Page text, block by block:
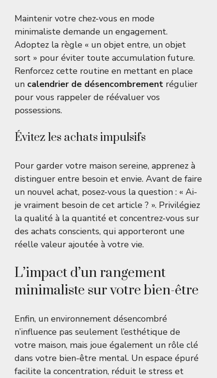
Maintenir votre chez-vous en mode
minimaliste demande un engagement.
Adoptez la règle « un objet entre, un objet
sort » pour éviter toute accumulation future.
Renforcez cette routine en mettant en place
un calendrier de désencombrement régulier
pour vous rappeler de réévaluer vos
possessions.
Évitez les achats impulsifs
Pour garder votre maison sereine, apprenez à
distinguer entre besoin et envie. Avant de faire
un nouvel achat, posez-vous la question : « Ai-
je vraiment besoin de cet article ? ». Privilégiez
la qualité à la quantité et concentrez-vous sur
des achats conscients, qui apporteront une
réelle valeur ajoutée à votre vie.
L’impact d’un rangement
minimaliste sur votre bien-être
Enfin, un environnement désencombré
n’influence pas seulement l’esthétique de
votre maison, mais joue également un rôle clé
dans votre bien-être mental. Un espace épuré
facilite la concentration, réduit le stress et